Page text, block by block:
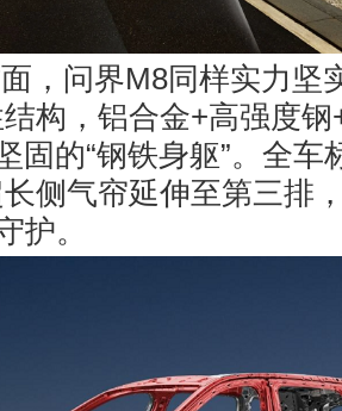
，问界M8同样实力坚
构，铝合金+高强度
固的“钢铁身躯”。全车
侧气帘延伸至第三排
护。